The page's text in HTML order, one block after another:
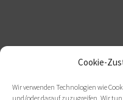
Cookie-
Wir verwenden Technologien wie
und/oder darauf zuzugreifen. Wir tun